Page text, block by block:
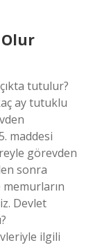
Olur
tutulur?
ay tutuklu
maddesi
görevden
sonra
Devlet
ilgili